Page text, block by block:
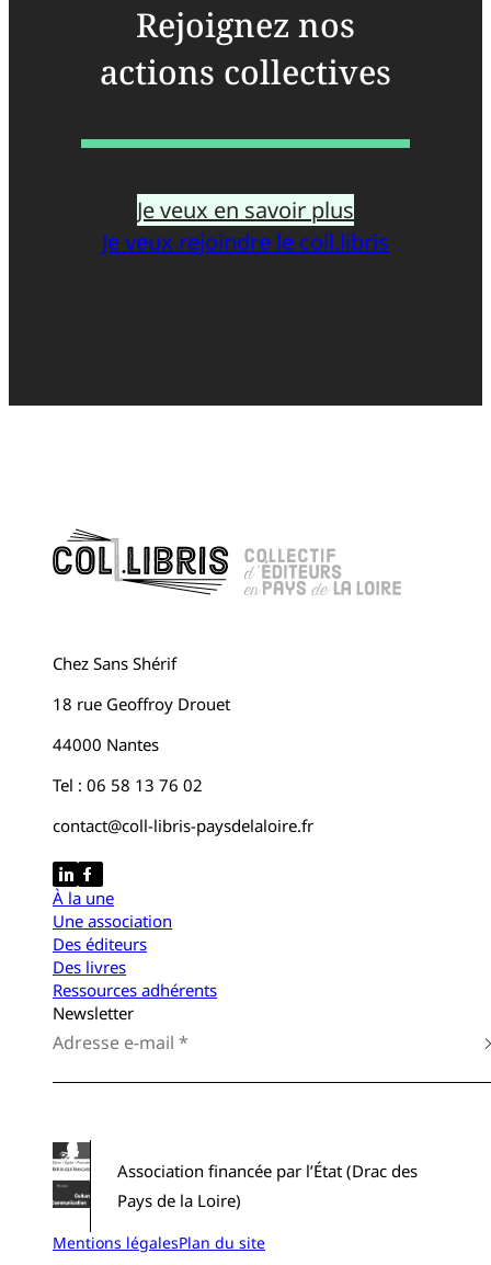
Rejoignez nos
actions collectives
Je veux en savoir plus
Je veux rejoindre le coll.libris
Chez Sans Shérif
18 rue Geoffroy Drouet
44000 Nantes
Tel : 06 58 13 76 02
contact@coll-libris-paysdelaloire.fr
À la une
Une association
Des éditeurs
Des livres
Ressources adhérents
Newsletter
Association financée par l’État (Drac des
Pays de la Loire)
Mentions légalesPlan du site